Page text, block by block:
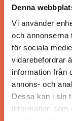
Denna
Vi använder
och annonserna
för sociala
vidarebefordrar
information från
annons- och
Dessa kan i sin
information som